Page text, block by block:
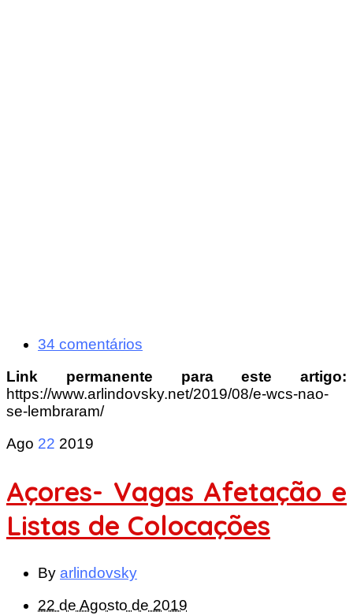
34 comentários
Link permanente para este artigo:
https://www.arlindovsky.net/2019/08/e-wcs-nao-
se-lembraram/
Ago 22 2019
Açores- Vagas Afetação e
Listas de Colocações
By arlindovsky
22 de Agosto de 2019